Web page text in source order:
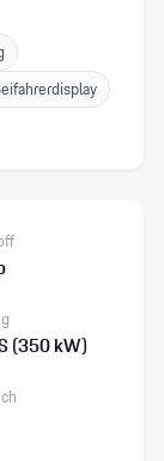
(350 kW)